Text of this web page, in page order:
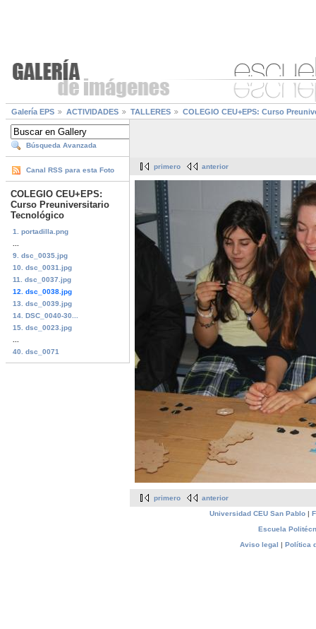
Galería EPS ACTIVIDADES TALLERES COLEGIO CEU+EPS: Curso
Búsqueda Avanzada
Canal RSS para esta Foto
COLEGIO CEU+EPS:
Curso Preuniversitario
Tecnológico
1. portadilla.png
9. dsc_0035.jpg
10. dsc_0031.jpg
11. dsc_0037.jpg
12. dsc_0038.jpg
13. dsc_0039.jpg
14. DSC_0040-30...
15. dsc_0023.jpg
40. dsc_0071
primero anterior
primero
anterior
Universidad CEU San Pablo|
Escuela
Aviso legal | Política